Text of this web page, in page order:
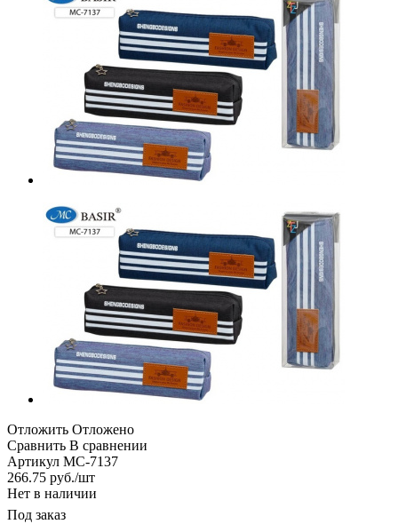
Отложить Отложено
Сравнить В сравнении
Артикул МС-7137
266.75 руб./шт
Нет в наличии
Под заказ